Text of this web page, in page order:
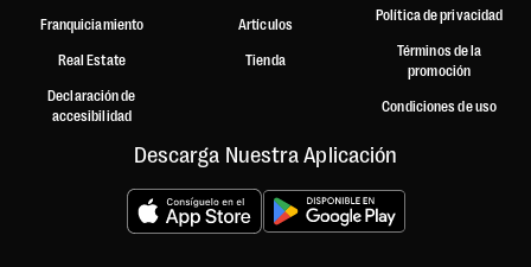
Franquiciamiento
Real Estate
Declaración de
accesibilidad
Artículos
Tienda
Política de privacidad
Términos de la
promoción
Condiciones de uso
Descarga Nuestra Aplicación